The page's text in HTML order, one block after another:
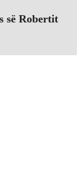
së Robertit